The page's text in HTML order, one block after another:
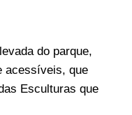
do parque,
acessíveis, que
Esculturas que